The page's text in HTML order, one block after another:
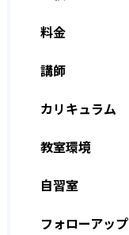
料金
講師
カリキュラム
教室環境
自習室
フォローアップ